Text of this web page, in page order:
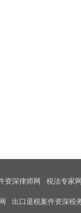
资深律师网 税法专家
出口退税案件资深税